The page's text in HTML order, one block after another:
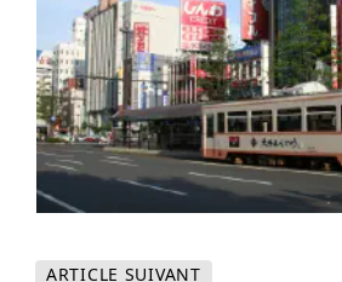
ARTICLE SUIVANT